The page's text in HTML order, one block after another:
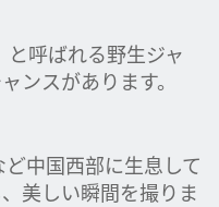
と呼ばれる野生ジャ
ンスがあります。
中国西部に生息して
美しい瞬間を撮りま